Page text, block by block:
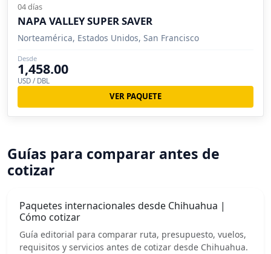
04 días
NAPA VALLEY SUPER SAVER
Norteamérica, Estados Unidos, San Francisco
Desde
1,458.00
USD / DBL
VER PAQUETE
Guías para comparar antes de
cotizar
Paquetes internacionales desde Chihuahua |
Cómo cotizar
Guía editorial para comparar ruta, presupuesto, vuelos,
requisitos y servicios antes de cotizar desde Chihuahua.